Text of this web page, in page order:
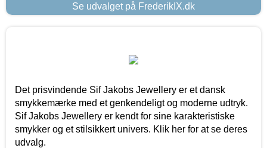
Se udvalget på FrederikIX.dk
Det prisvindende Sif Jakobs Jewellery er et dansk
smykkemærke med et genkendeligt og moderne udtryk.
Sif Jakobs Jewellery er kendt for sine karakteristiske
smykker og et stilsikkert univers. Klik her for at se deres
udvalg.